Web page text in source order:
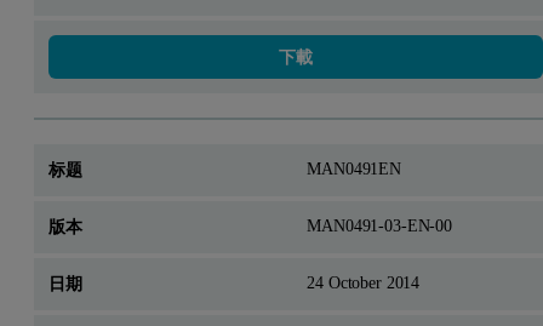
下載
MAN0491EN
MAN0491-03-EN-00
24 October 2014